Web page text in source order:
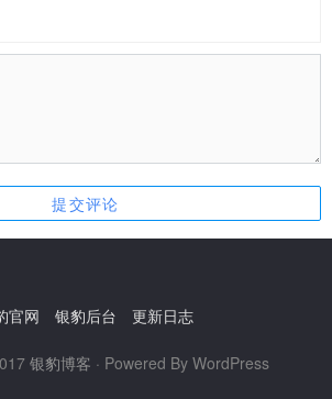
官网 银豹后台 更新日志
银豹博客 · Powered By WordPress